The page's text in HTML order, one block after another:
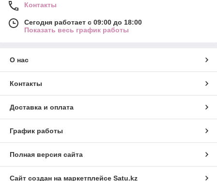
Контакты
Сегодня работает с 09:00 до 18:00
Показать весь график работы
О нас
Контакты
Доставка и оплата
График работы
Полная версия сайта
Сайт создан на маркетплейсе Satu.kz